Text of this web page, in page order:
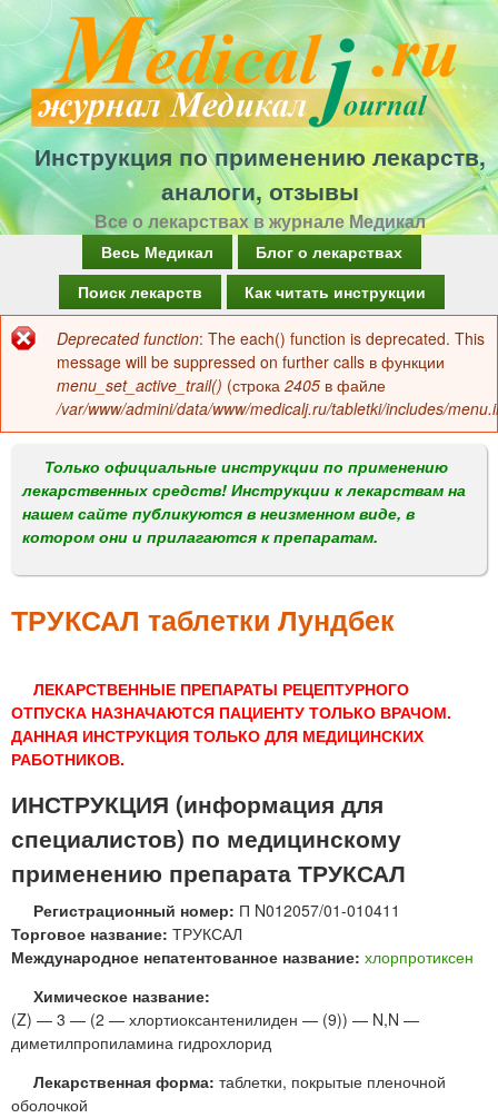
Перейти
к
основному
содержанию
Инструкция по применению лекарств,
аналоги, отзывы
Все о лекарствах в журнале Медикал
а
в
о
м
е
н
Весь Медикал
Блог о лекарствах
Поиск лекарств
Как читать инструкции
Сообщение
об
ошибке
Deprecated function: The each() function is deprecated. This
message will be suppressed on further calls в функции
menu_set_active_trail() (строка 2405 в файле
/var/www/admini/data/www/medicalj.ru/tabletki/includes/
Только официальные инструкции по применению
лекарственных средств! Инструкции к лекарствам на
нашем сайте публикуются в неизменном виде, в
котором они и прилагаются к препаратам.
ТРУКСАЛ таблетки Лундбек
ЛЕКАРСТВЕННЫЕ ПРЕПАРАТЫ РЕЦЕПТУРНОГО
ОТПУСКА НАЗНАЧАЮТСЯ ПАЦИЕНТУ ТОЛЬКО ВРАЧОМ.
ДАННАЯ ИНСТРУКЦИЯ ТОЛЬКО ДЛЯ МЕДИЦИНСКИХ
РАБОТНИКОВ.
ИНСТРУКЦИЯ (информация для
специалистов) по медицинскому
применению препарата ТРУКСАЛ
Регистрационный номер: П N012057/01-010411
Торговое название: ТРУКСАЛ
Международное непатентованное название: хлорпротиксен
Химическое название:
(Z) — 3 — (2 — хлортиоксантенилиден — (9)) — N,N —
диметилпропиламина гидрохлорид
Лекарственная форма: таблетки, покрытые пленочной
оболочкой